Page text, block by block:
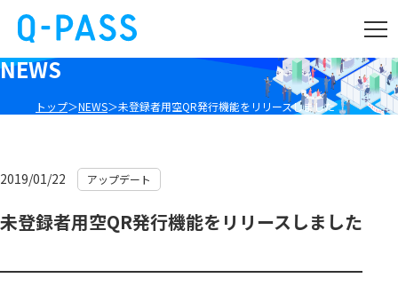
NEWS
トップ NEWS 未登録者用空QR発行機能をリリースしました
2019/01/22 アップデート
未登録者用空QR発行機能をリリースしました